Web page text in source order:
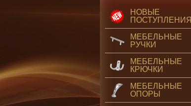
НОВЫЕ
ПОСТУПЛЕНИЯ
МЕБЕЛЬНЫЕ
РУЧКИ
МЕБЕЛЬНЫЕ
КРЮЧКИ
МЕБЕЛЬНЫЕ
ОПОРЫ